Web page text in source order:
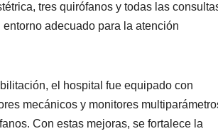
tres quirófanos y todas las
adecuado para la atención
el hospital fue equipado con
mecánicos y monitores
Con estas mejoras, se fortalece la